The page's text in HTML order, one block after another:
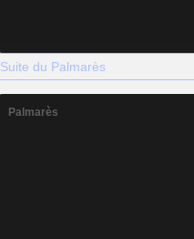
Suite du Palmarès
Palmarès